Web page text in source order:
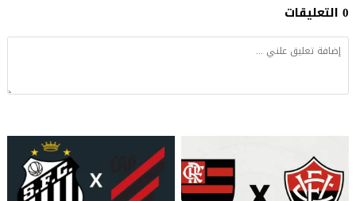
0 التعليقات